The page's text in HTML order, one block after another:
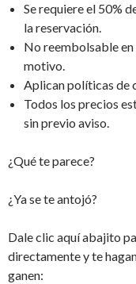
Se requiere el 50%
la reservación.
No reembolsable
motivo.
Aplican políticas de
Todos los precios
sin previo aviso.
¿Qué te parece?
¿Ya se te antojó?
Dale clic aquí abajito
directamente y te
ganen: